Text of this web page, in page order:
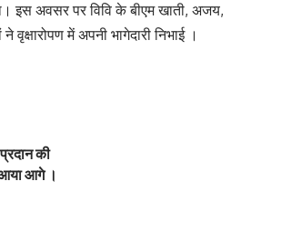
इस अवसर पर विवि के बीएम खाती, अजय,
में अपनी भागेदारी निभाई ।
की
आया आगे ।